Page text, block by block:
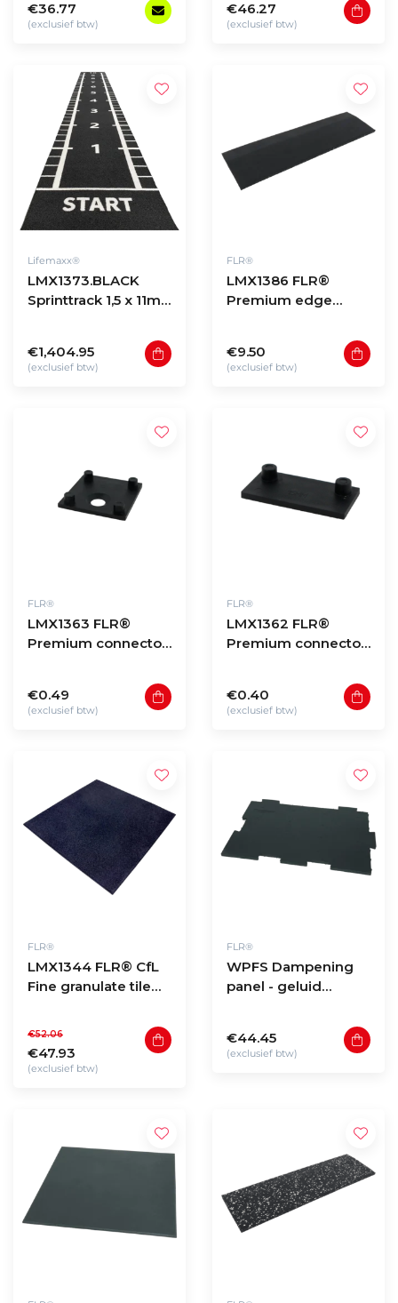
€36.77
(exclusief btw)
€46.27
(exclusief btw)
Lifemaxx®
LMX1373.BLACK
Sprinttrack 1,5 x 11m -
€1,404.95
(exclusief btw)
FLR®
LMX1386 FLR®
Premium edge
€9.50
(exclusief btw)
FLR®
LMX1363 FLR®
Premium connector
€0.49
(exclusief btw)
FLR®
LMX1362 FLR®
Premium connector
€0.40
(exclusief btw)
FLR®
LMX1344 FLR® CfL
Fine granulate tile
€47.93
€52.06
(exclusief btw)
FLR®
WPFS Dampening
panel - geluid
€44.45
(exclusief btw)